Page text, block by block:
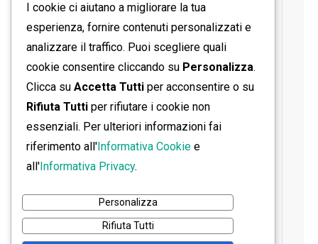
SEGUICI SU FACEBOOK
I cookie ci aiutano a migliorare la tua
esperienza, fornire contenuti personalizzati e
analizzare il traffico. Puoi scegliere quali
cookie consentire cliccando su Personalizza.
Clicca su Accetta Tutti per acconsentire o su
Rifiuta Tutti per rifiutare i cookie non
essenziali. Per ulteriori informazioni fai
riferimento all'Informativa Cookie e
all'Informativa Privacy.
Personalizza
Rifiuta Tutti